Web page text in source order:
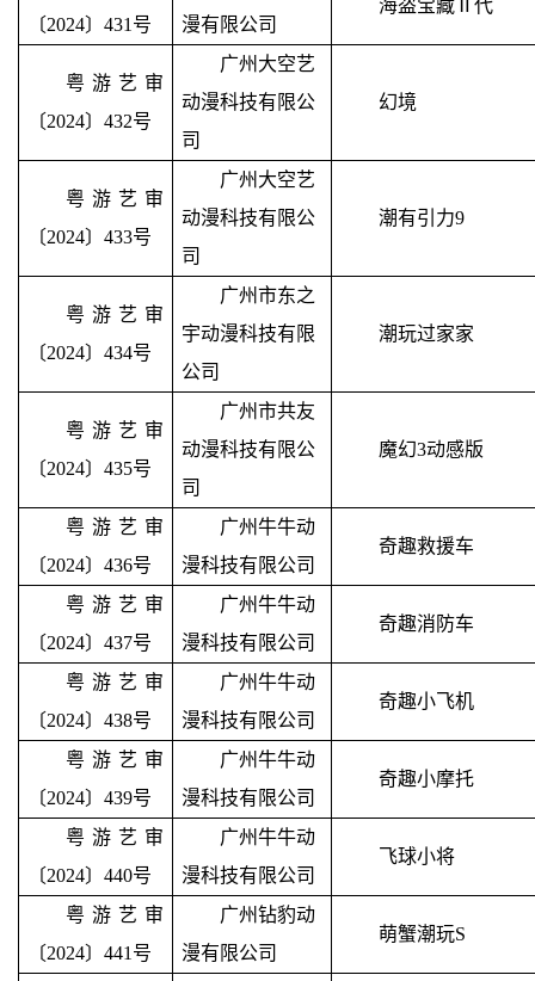
〔2024〕431号 漫有限公司
海盗宝藏 代
粤游艺审
〔2024〕432号
广州大空艺
动漫科技有限公
司
幻境
粤游艺审
〔2024〕433号
广州大空艺
动漫科技有限公
司
潮有引力9
粤游艺审
〔2024〕434号
广州市东之
宇动漫科技有限
公司
潮玩过家家
粤游艺审
〔2024〕435号
广州市共友
动漫科技有限公
司
魔幻3动感版
粤游艺审
〔2024〕436号
广州牛牛动
漫科技有限公司
奇趣救援车
粤游艺审
〔2024〕437号
广州牛牛动
漫科技有限公司
奇趣消防车
粤游艺审
〔2024〕438号
广州牛牛动
漫科技有限公司
奇趣小飞机
粤游艺审
〔2024〕439号
广州牛牛动
漫科技有限公司
奇趣小摩托
粤游艺审
〔2024〕440号
广州牛牛动
漫科技有限公司
飞球小将
粤游艺审
〔2024〕441号
广州钻豹动
漫有限公司
萌蟹潮玩S